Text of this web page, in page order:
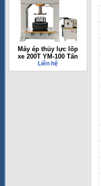
Máy ép thủy lực lốp
xe 200T YM-100 Tấn
Liên hệ